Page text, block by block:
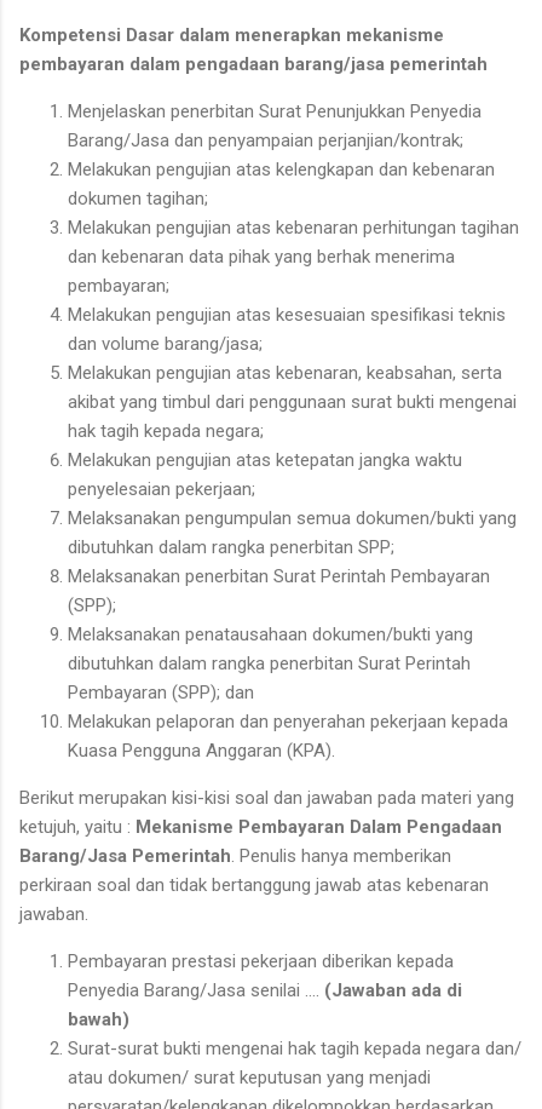
Kompetensi Dasar dalam menerapkan mekanisme
pembayaran dalam pengadaan barang/jasa pemerintah
Menjelaskan penerbitan Surat Penunjukkan Penyedia
Barang/Jasa dan penyampaian perjanjian/kontrak;
Melakukan pengujian atas kelengkapan dan kebenaran
dokumen tagihan;
Melakukan pengujian atas kebenaran perhitungan tagihan
dan kebenaran data pihak yang berhak menerima
pembayaran;
Melakukan pengujian atas kesesuaian spesifikasi teknis
dan volume barang/jasa;
Melakukan pengujian atas kebenaran, keabsahan, serta
akibat yang timbul dari penggunaan surat bukti mengenai
hak tagih kepada negara;
Melakukan pengujian atas ketepatan jangka waktu
penyelesaian pekerjaan;
Melaksanakan pengumpulan semua dokumen/bukti yang
dibutuhkan dalam rangka penerbitan SPP;
Melaksanakan penerbitan Surat Perintah Pembayaran
(SPP);
Melaksanakan penatausahaan dokumen/bukti yang
dibutuhkan dalam rangka penerbitan Surat Perintah
Pembayaran (SPP); dan
Melakukan pelaporan dan penyerahan pekerjaan kepada
Kuasa Pengguna Anggaran (KPA).
Berikut merupakan kisi-kisi soal dan jawaban pada materi yang
ketujuh, yaitu : Mekanisme Pembayaran Dalam Pengadaan
Barang/Jasa Pemerintah . Penulis hanya memberikan
perkiraan soal dan tidak bertanggung jawab atas kebenaran
jawaban.
Pembayaran prestasi pekerjaan diberikan kepada
Penyedia Barang/Jasa senilai …. (Jawaban ada di
bawah)
Surat-surat bukti mengenai hak tagih kepada negara dan/
atau dokumen/ surat keputusan yang menjadi